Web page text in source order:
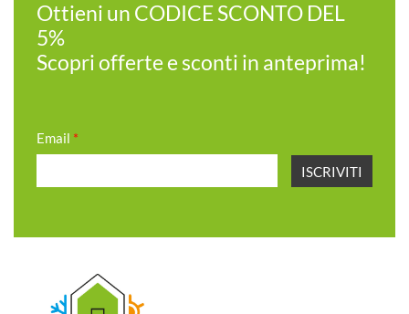
Ottieni un CODICE SCONTO DEL
5%
Scopri offerte e sconti in anteprima!
Email *